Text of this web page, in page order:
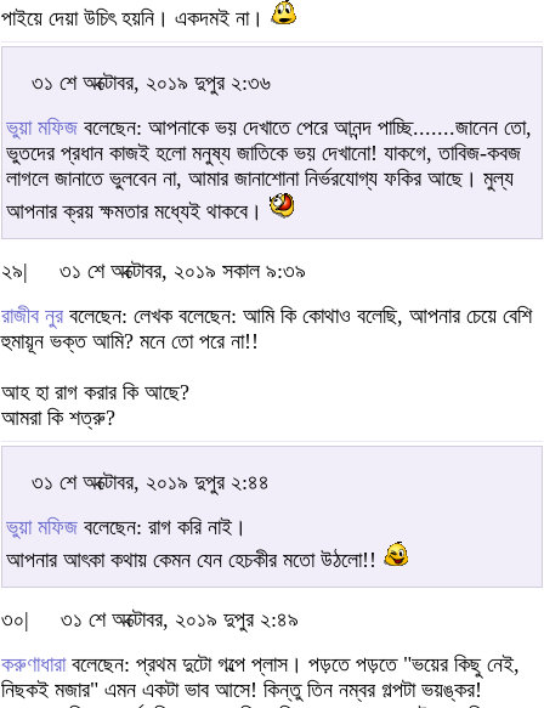
পাইয়ে দেয়া উচিৎ হয়নি। একদমই না।
৩১ শে অক্টোবর, ২০১৯ দুপুর ২:৩৬
ভুয়া মফিজ বলেছেন: আপনাকে ভয় দেখাতে পেরে আনন্দ পাচ্ছি.......জানেন তো,
ভুতদের প্রধান কাজই হলো মনুষ্য জাতিকে ভয় দেখানো! যাকগে, তাবিজ-কবজ
লাগলে জানাতে ভুলবেন না, আমার জানাশোনা নির্ভরযোগ্য ফকির আছে। মুল্য
আপনার ক্রয় ক্ষমতার মধ্যেই থাকবে।
২৯|
৩১ শে অক্টোবর, ২০১৯ সকাল ৯:৩৯
রাজীব নুর বলেছেন: লেখক বলেছেন: আমি কি কোথাও বলেছি, আপনার চেয়ে বেশি
হুমায়ূন ভক্ত আমি? মনে তো পরে না!!
আহ হা রাগ করার কি আছে?
আমরা কি শত্রু?
৩১ শে অক্টোবর, ২০১৯ দুপুর ২:৪৪
ভুয়া মফিজ বলেছেন: রাগ করি নাই।
আপনার আৎকা কথায় কেমন যেন হেচকীর মতো উঠলো!!
৩০|
৩১ শে অক্টোবর, ২০১৯ দুপুর ২:৪৯
করুণাধারাবলেছেন: প্রথম দুটো গল্পে প্লাস। পড়তে পড়তে "ভয়ের কিছু নেই,
নিছকই মজার" এমন একটা ভাব আসে! কিন্তু তিন নম্বর গল্পটা ভয়ঙ্কর!